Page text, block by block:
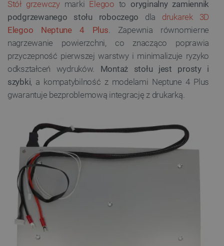
Stół grzewczymarki Elegoo to oryginalny zamiennik
podgrzewanego stołu roboczego dla drukarek 3D
Elegoo Neptune 4 Plus. Zapewnia równomierne
nagrzewanie powierzchni, co znacząco poprawia
przyczepność pierwszej warstwy i minimalizuje ryzyko
odkształceń wydruków. Montaż stołu jest prosty i
szybki, a kompatybilność z modelami Neptune 4 Plus
gwarantuje bezproblemową integrację z drukarką.